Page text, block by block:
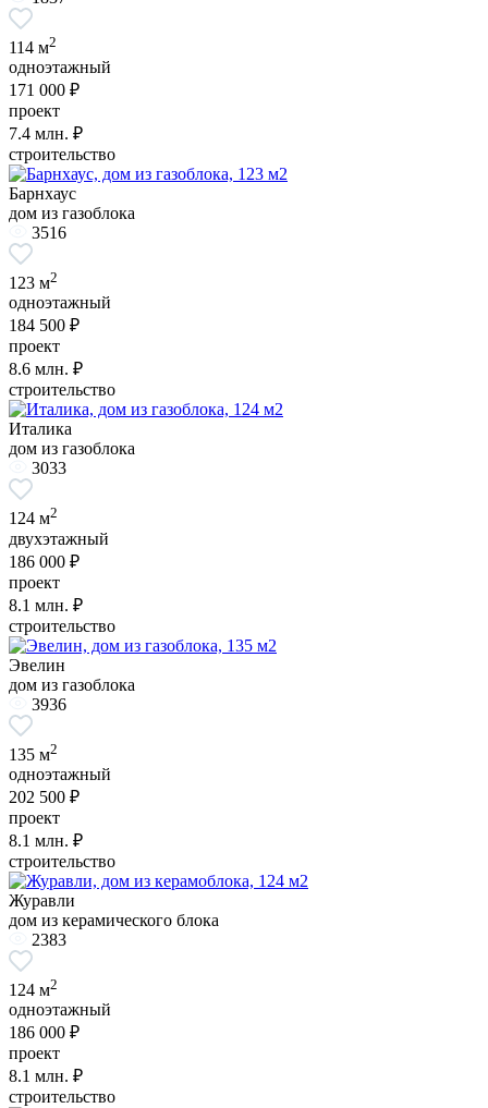
114 м2
одноэтажный
171 000 ₽
проект
7.4 млн. ₽
строительство
Барнхаус
дом из газоблока
3516
123 м2
одноэтажный
184 500 ₽
проект
8.6 млн. ₽
строительство
Италика
дом из газоблока
3033
124 м2
двухэтажный
186 000 ₽
проект
8.1 млн. ₽
строительство
Эвелин
дом из газоблока
3936
135 м2
одноэтажный
202 500 ₽
проект
8.1 млн. ₽
строительство
Журавли
дом из керамического блока
2383
124 м2
одноэтажный
186 000 ₽
проект
8.1 млн. ₽
строительство